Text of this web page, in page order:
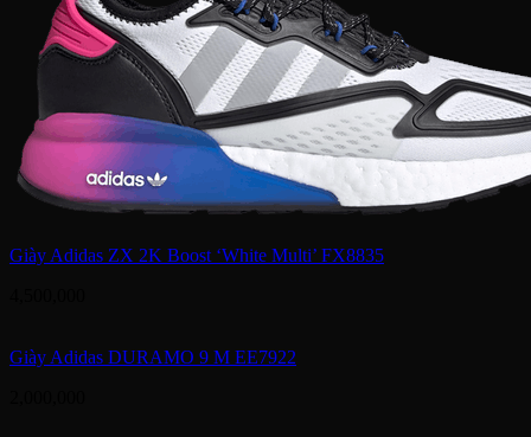
Giày Adidas ZX 2K Boost ‘White Multi’ FX8835
Giày Adidas DURAMO 9 M EE7922